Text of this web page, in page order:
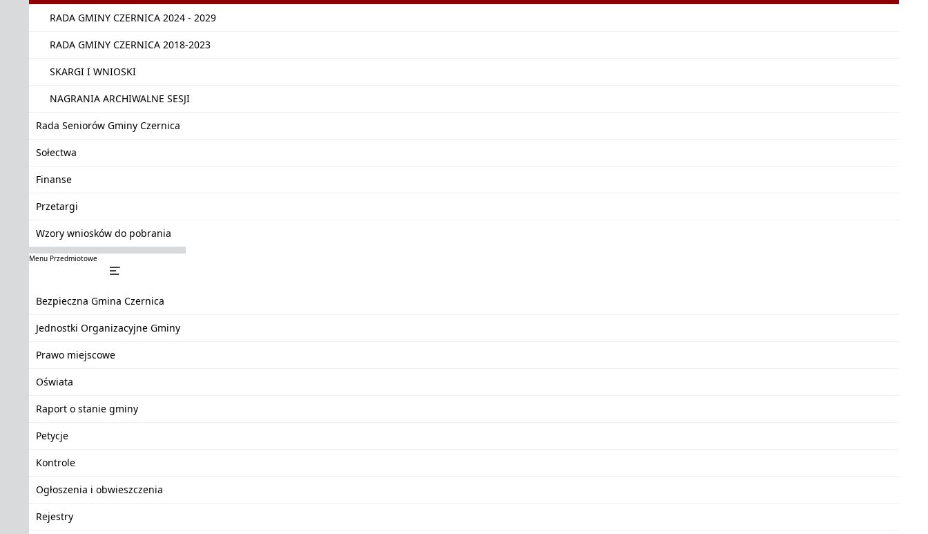
RADA GMINY CZERNICA 2024 - 2029
RADA GMINY CZERNICA 2018-2023
SKARGI I WNIOSKI
NAGRANIA ARCHIWALNE SESJI
Rada Seniorów Gminy Czernica
Sołectwa
Finanse
Przetargi
Wzory wniosków do pobrania
Menu Przedmiotowe
Bezpieczna Gmina Czernica
Jednostki Organizacyjne Gminy
Prawo miejscowe
Oświata
Raport o stanie gminy
Petycje
Kontrole
Ogłoszenia i obwieszczenia
Rejestry